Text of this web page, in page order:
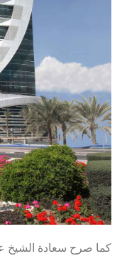
كما صرح سعادة الشيخ